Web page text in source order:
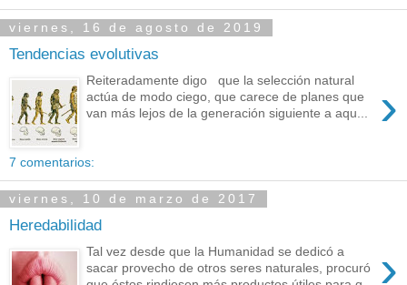
viernes, 16 de agosto de 2019
Tendencias evolutivas
›
Reiteradamente digo que la selección natural
actúa de modo ciego, que carece de planes que
van más lejos de la generación siguiente a aqu...
7 comentarios:
viernes, 10 de marzo de 2017
Heredabilidad
›
Tal vez desde que la Humanidad se dedicó a
sacar provecho de otros seres naturales, procuró